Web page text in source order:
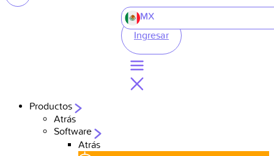
MX
Ingresar
Productos
Atrás
Software
Atrás